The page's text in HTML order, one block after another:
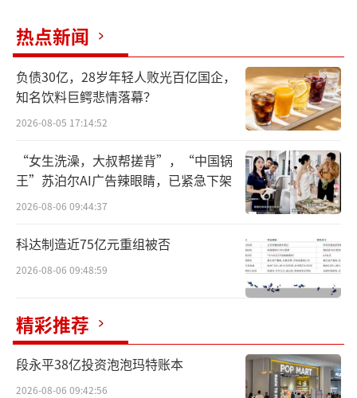
业供应链业务，也展示嘉吉如何为饲料和食品
行业客户提供来自全球市场的优质产品和专业
的解决方案。
嘉吉在首届链博会上展示了两条象征性的
路线，分别代表大豆和玉米的完整供应链，形
象地说明两种作物如何从农田开始，经过收
割、运输、加工等各个环节，最终以消费者所
熟悉的产品的形态出现在市场上或者餐桌上。
通过这两条路线，嘉吉展示了供应链不同环节
嘉吉还展示其在动物营养与健康、食品解
决方案、生物工业创新、金属供应链管理和海
运服务等领域的最新成果。
热点新闻
负债30亿，28岁年轻人败光百亿国企，
知名饮料巨鳄悲情落幕？
2026-08-05 17:14:52
“女生洗澡，大叔帮搓背”，“中国锅
王”苏泊尔AI广告辣眼睛，已紧急下架
2026-08-06 09:44:37
科达制造近75亿元重组被否
2026-08-06 09:48:59
精彩推荐
段永平38亿投资泡泡玛特账本
2026-08-06 09:42:56